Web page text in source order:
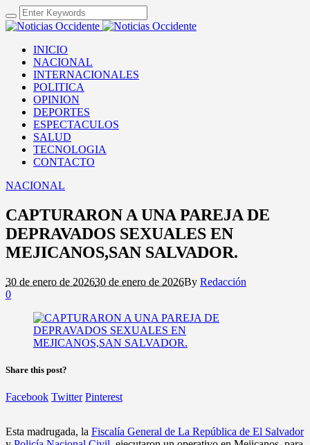
INICIO
NACIONAL
INTERNACIONALES
POLITICA
OPINION
DEPORTES
ESPECTACULOS
SALUD
TECNOLOGIA
CONTACTO
NACIONAL
CAPTURARON A UNA PAREJA DE
DEPRAVADOS SEXUALES EN
MEJICANOS,SAN SALVADOR.
30 de enero de 202630 de enero de 2026By Redacción
0
Share this post?
Facebook Twitter Pinterest
Esta madrugada, la Fiscalía General de La República de El Salvador